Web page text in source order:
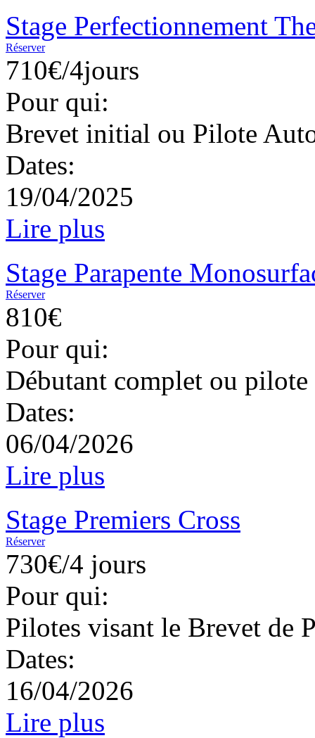
Stage Perfectionnement
Réserver
710€/4jours
Pour qui:
Brevet initial ou Pilote
Dates:
19/04/2025
Lire plus
Stage Parapente
Réserver
810€
Pour qui:
Débutant complet ou pilote
Dates:
06/04/2026
Lire plus
Stage Premiers Cross
Réserver
730€/4 jours
Pour qui:
Pilotes visant le Brevet de
Dates:
16/04/2026
Lire plus